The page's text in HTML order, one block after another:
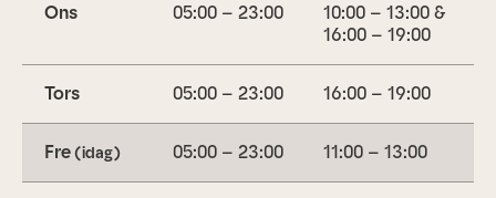
Ons 05:00 – 23:00
10:00 – 13:00 &
16:00 – 19:00
Tors 05:00 – 23:00 16:00 – 19:00
Fre(idag) 05:00 – 23:00 11:00 – 13:00